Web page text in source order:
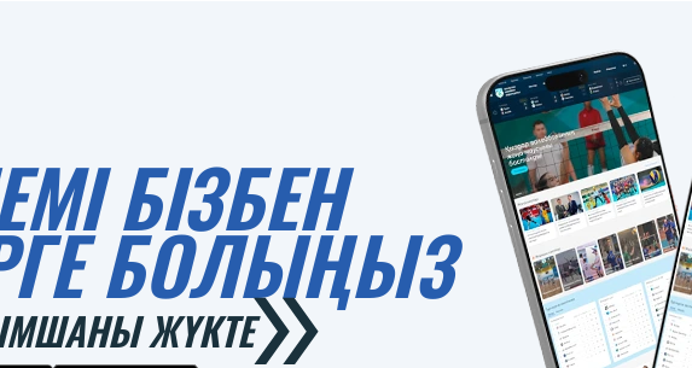
БІЗБЕН
БОЛЫҢЫЗ
ЖҮКТЕ